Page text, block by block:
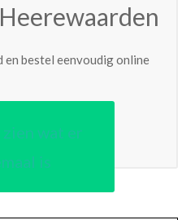
en bestel eenvoudig online
zien wat er
is